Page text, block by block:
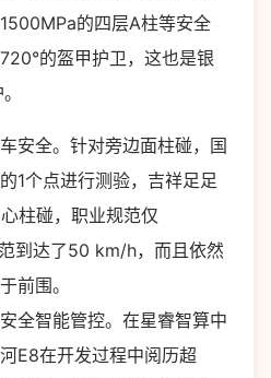
的四层A柱等安全
的盔甲护卫，这也是银
安全。针对旁边面柱碰，国
1个点进行测验，吉祥足足
柱碰，职业规范仅
到达了50 km/h，而且依然
前围。
全智能管控。在星睿智算中
E8在开发过程中阅历超